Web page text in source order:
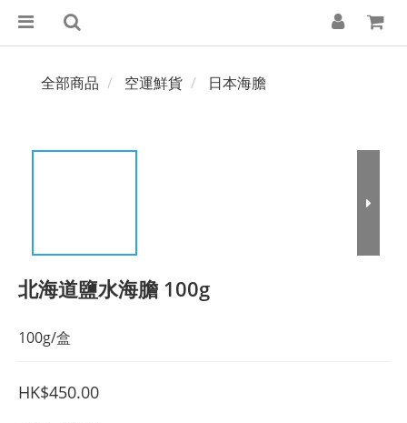
全部商品 空運鮮貨 日本海膽
北海道鹽水海膽 100g
100g/盒
HK$450.00